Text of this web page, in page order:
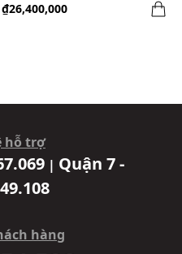
₫26,400,000
hỗ trợ
| Quận 7 -
hàng